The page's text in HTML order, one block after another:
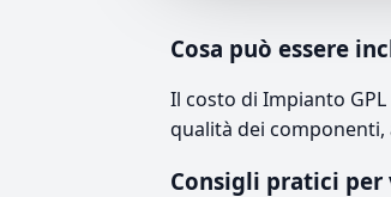
Cosa può essere
Il costo di Impianto
qualità dei
Consigli pratici